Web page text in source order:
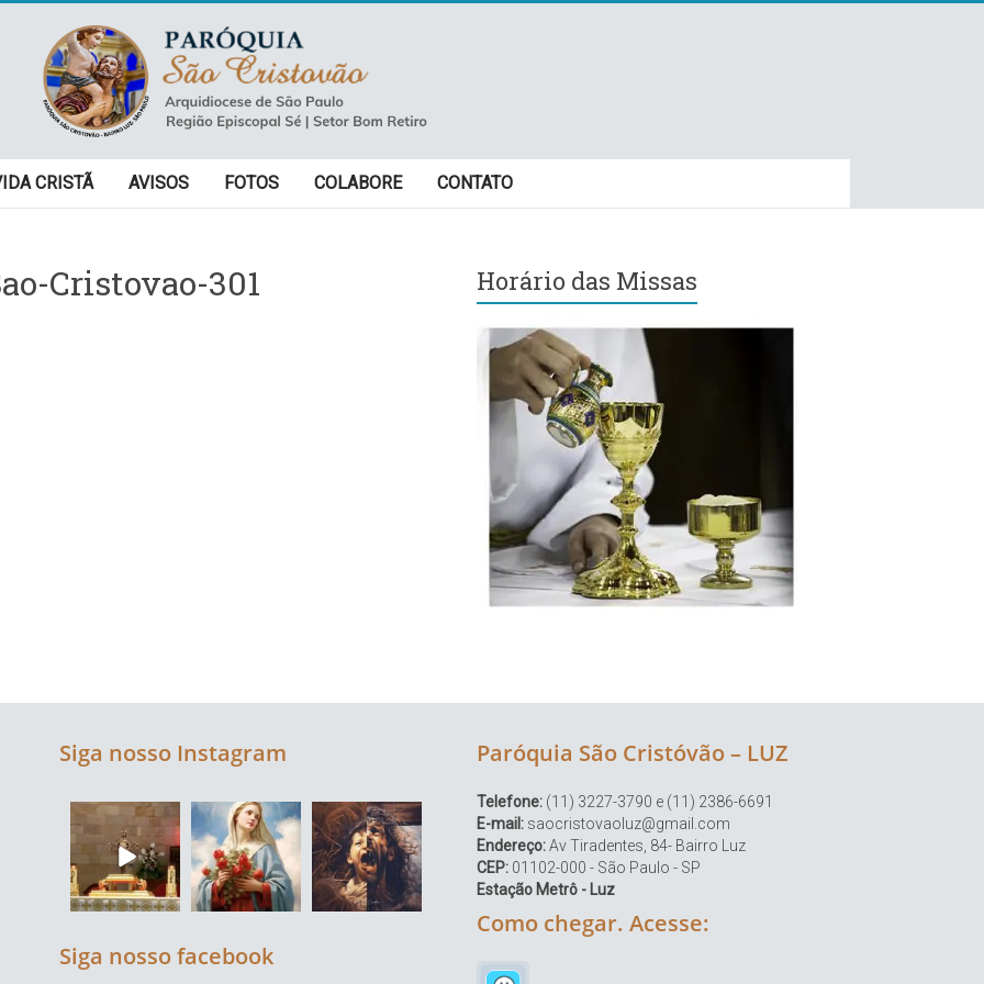
CRISTÃ AVISOS FOTOS COLABORE CONTATO
Cristovao-301 Horário das Missas
Siga nosso Instagram
Siga nosso facebook
Paróquia São Cristóvão – LUZ
Telefone: (11) 3227-3790 e (11) 2386-6691
E-mail: saocristovaoluz@gmail.com
Endereço:Av Tiradentes, 84- Bairro Luz
CEP: 01102-000 - São Paulo - SP
Estação Metrô - Luz
Como chegar. Acesse: